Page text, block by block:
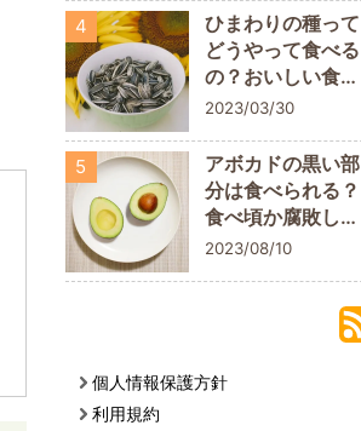
ひまわりの種って
どうやって食べる
の？おいしい食べ
方や栄養素を解説
2023/03/30
4
アボカドの黒い部
分は食べられる？
食べ頃か腐敗して
いるかの判断ポイ
2023/08/10
5
個人情報保護方針
利用規約